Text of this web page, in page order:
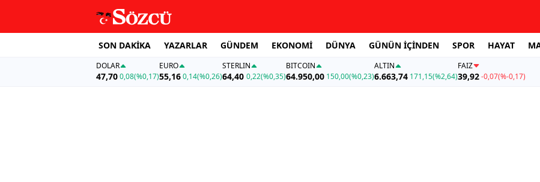
SON DAKİKA YAZARLAR GÜNDEM EKONOMİ DÜNYA GÜNÜN İÇİNDEN SPOR HAYAT
DOLAR
47,700,08(%0,17)
EURO
55,16 0,14(%0,26)
STERLIN
64,40 0,22(%0,35)
BITCOIN
64.950,00 150,00(%0,23)
ALTIN
6.663,74 171,15(%2,64)
FAİZ
39,92-0,07(%-0,17)